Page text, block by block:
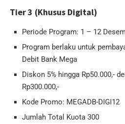
Tier 3 (Khusus Digital)
Periode Program: 1 – 12
Program berlaku untuk
Debit Bank Mega
Diskon 5% hingga Rp50.000,-
Rp300.000,-
Kode Promo: MEGADB-DIGI12
Jumlah Total Kuota 300